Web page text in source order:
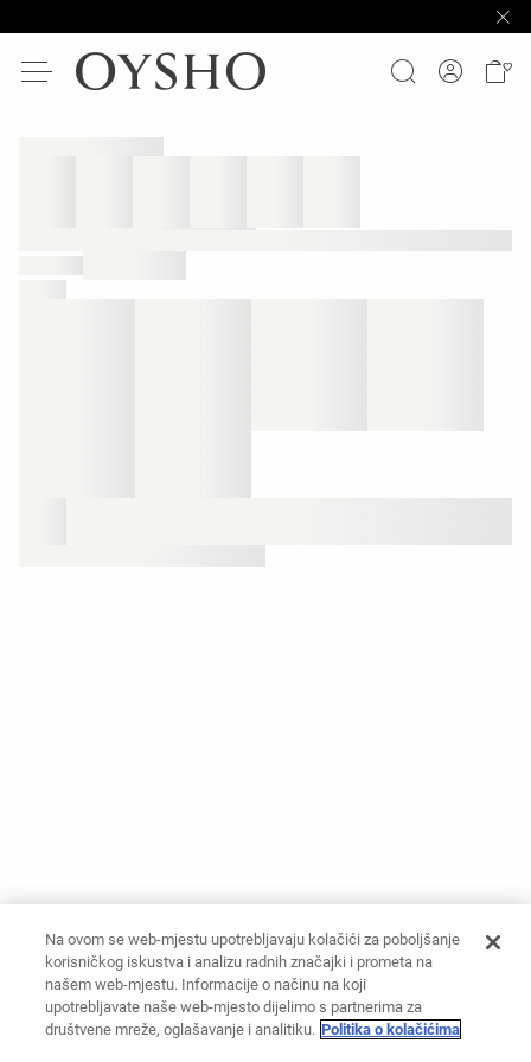
Na ovom se web-mjestu upotrebljavaju kolačići za poboljšanje
korisničkog iskustva i analizu radnih značajki i prometa na
našem web-mjestu. Informacije o načinu na koji
upotrebljavate naše web-mjesto dijelimo s partnerima za
društvene mreže, oglašavanje i analitiku. Politika o kolačićima